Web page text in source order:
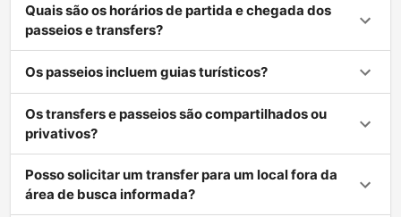
Quais são os horários de partida e chegada dos
passeios e transfers?
Os passeios incluem guias turísticos?
Os transfers e passeios são compartilhados ou
privativos?
Posso solicitar um transfer para um local fora da
área de busca informada?